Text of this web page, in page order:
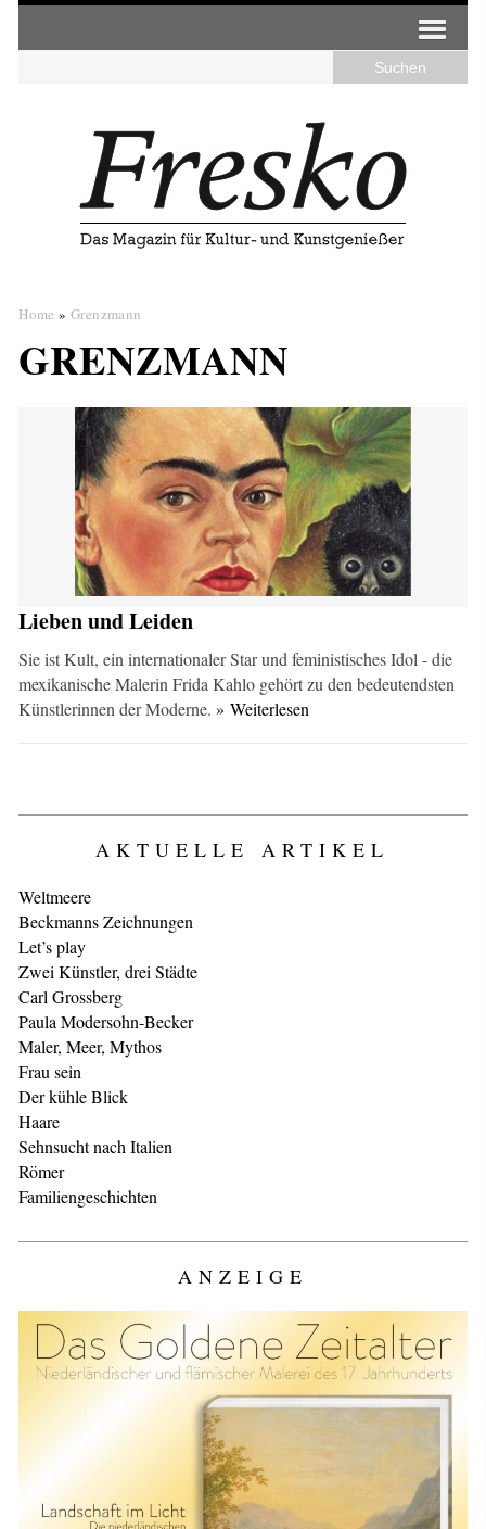
Home » Grenzmann
GRENZMANN
Lieben und Leiden
Sie ist Kult, ein internationaler Star und feministisches Idol - die
mexikanische Malerin Frida Kahlo gehört zu den bedeutendsten
Künstlerinnen der Moderne.» Weiterlesen
AKTUELLE ARTIKEL
Weltmeere
Beckmanns Zeichnungen
Let’s play
Zwei Künstler, drei Städte
Carl Grossberg
Paula Modersohn-Becker
Maler, Meer, Mythos
Frau sein
Der kühle Blick
Haare
Sehnsucht nach Italien
Römer
Familiengeschichten
ANZEIGE